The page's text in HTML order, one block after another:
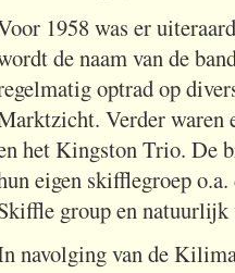
1958 was er
de naam van de
optrad op
Verder waren
het Kingston Trio. De
eigen skifflegroep
group en
navolging van de